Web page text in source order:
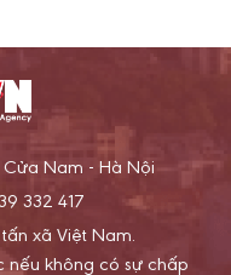
Nam - Hà Nội
332 417
xã Việt Nam.
không có sự chấp